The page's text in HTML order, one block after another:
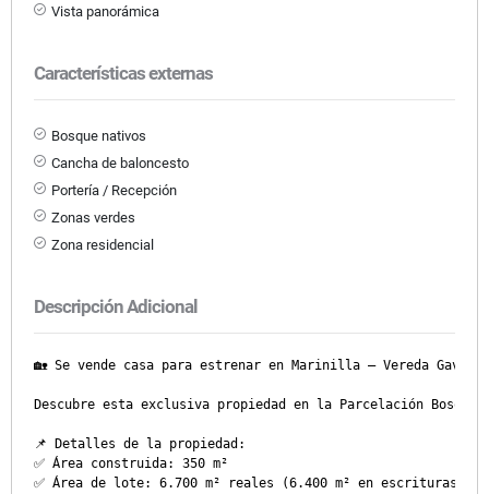
Vista panorámica
Características externas
Bosque nativos
Cancha de baloncesto
Portería / Recepción
Zonas verdes
Zona residencial
Descripción Adicional
🏡 Se vende casa para estrenar en Marinilla – Vereda
Descubre esta exclusiva propiedad en la Parcelación
📌 Detalles de la propiedad:
✅ Área construida: 350 m²
✅ Área de lote: 6.700 m² reales (6.400 m² en escrituras)